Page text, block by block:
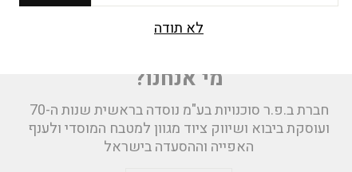
מי אנחנו?
חברת ב.פ.ר סוכנויות בע"מ נוסדה בראשית שנות ה-70
ועוסקת ביבוא ושיווק ציוד מגוון למטבח המוסדי ולענף
האפייה וההסעדה בישראל
לא תודה